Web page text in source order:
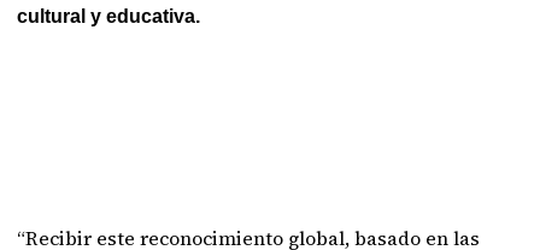
cultural y educativa.
“Recibir este reconocimiento global, basado en las